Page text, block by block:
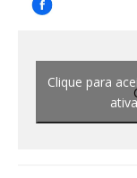
Clique para